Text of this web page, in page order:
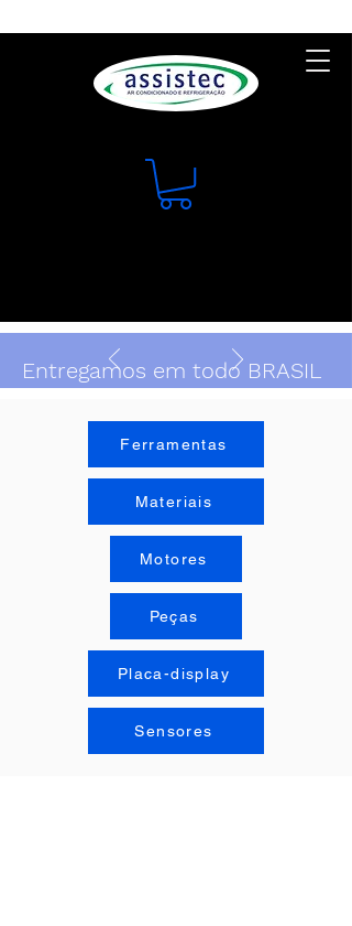
Entregamos em todo BRASIL
Ferramentas
Materiais
Motores
Peças
Placa-display
Sensores